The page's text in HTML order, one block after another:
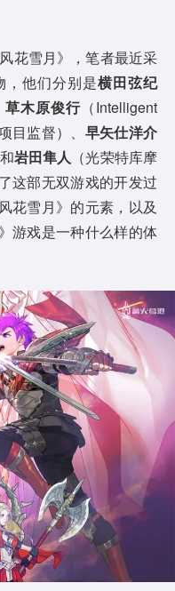
花雪月》，笔者最近采
，他们分别是横田弦纪
草木原俊行 （Intelligent
目监督）、 早矢仕洋介
岩田隼人 （光荣特库摩
这部无双游戏的开发过
花雪月》的元素，以及
游戏是一种什么样的体